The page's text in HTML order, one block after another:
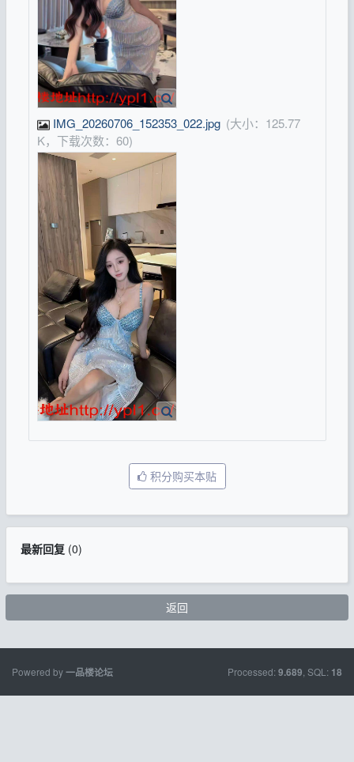
IMG_20260706_152353_022.jpg (大小：125.77
K，下载次数：60)
积分购买本贴
最新回复(0)
返回
Powered by一品楼论坛 Processed: 9.689 , SQL: 18